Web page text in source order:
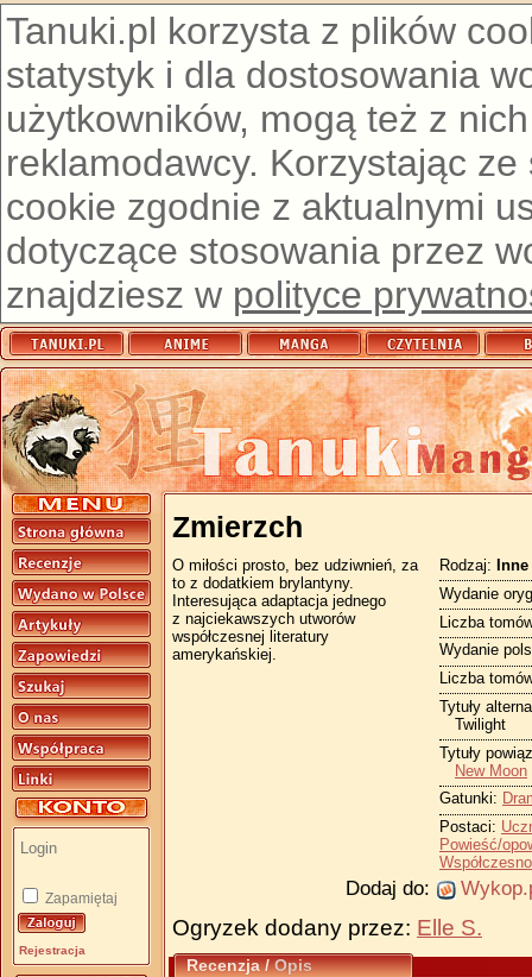
Tanuki.pl korzysta z plików
statystyk i dla dostosowania
użytkowników, mogą też z
reklamodawcy. Korzystając
cookie zgodnie z aktualnymi
dotyczące stosowania przez
znajdziesz w polityce
Zapamiętaj
Rejestracja
Zmierzch
Rodzaj: Inne
Wydanie
Liczba
Wydanie
Liczba
Tytuły
Twilight
Tytuły
New Moon
Gatunki:
Postaci:
Powieść/
O miłości prosto, bez udziwnień, za
to z dodatkiem brylantyny.
Interesująca adaptacja jednego
z najciekawszych utworów
współczesnej literatury
amerykańskiej.
Dodaj do:
Ogryzek dodany przez: Elle S.
Recenzja/Opis